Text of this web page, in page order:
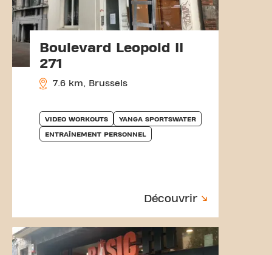
Boulevard Leopold II
271
7.6 km, Brussels
VIDEO WORKOUTS YANGA SPORTSWATER
ENTRAÎNEMENT PERSONNEL
Découvrir